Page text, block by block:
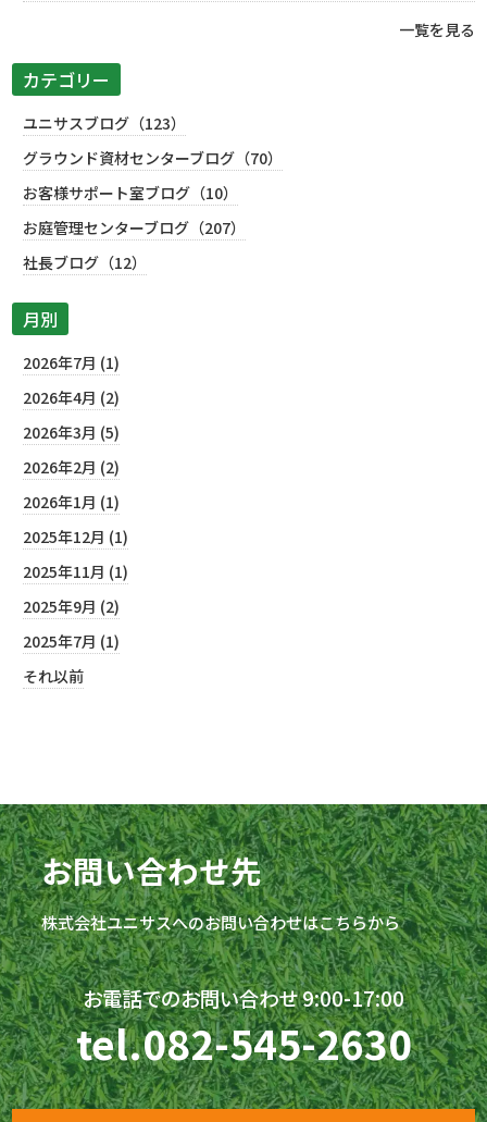
一覧を見る
カテゴリー
ユニサスブログ（123）
グラウンド資材センターブログ（70）
お客様サポート室ブログ（10）
お庭管理センターブログ（207）
社長ブログ（12）
月別
2026年7月 (1)
2026年4月 (2)
2026年3月 (5)
2026年2月 (2)
2026年1月 (1)
2025年12月 (1)
2025年11月 (1)
2025年9月 (2)
2025年7月 (1)
それ以前
お問い合わせ先
株式会社ユニサスへのお問い合わせはこちらから
お電話でのお問い合わせ 9:00-17:00
tel.082-545-2630